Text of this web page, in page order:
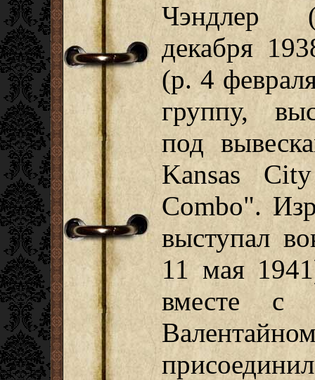
Чэндлер
декабря
(р. 4
группу,
под
Kansas
Combo".
выступал
11 мая
вместе с